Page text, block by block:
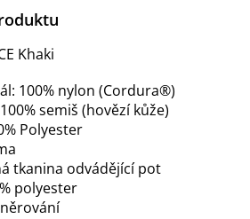
Khaki
100% nylon (Cordura®)
semiš (hovězí kůže)
Polyester
tkanina odvádějící pot
polyester